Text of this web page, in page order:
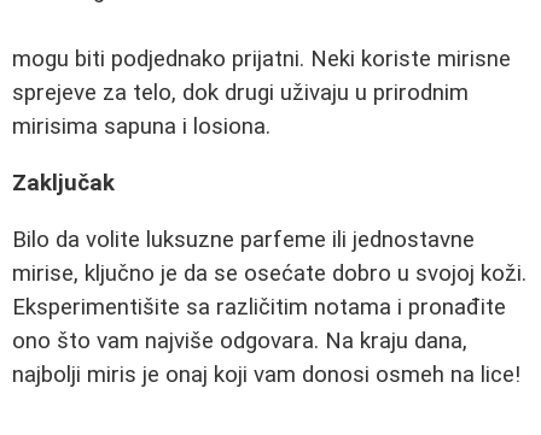
mogu biti podjednako prijatni. Neki koriste mirisne
sprejeve za telo, dok drugi uživaju u prirodnim
mirisima sapuna i losiona.
Zaključak
Bilo da volite luksuzne parfeme ili jednostavne
mirise, ključno je da se osećate dobro u svojoj koži.
Eksperimentišite sa različitim notama i pronađite
ono što vam najviše odgovara. Na kraju dana,
najbolji miris je onaj koji vam donosi osmeh na lice!